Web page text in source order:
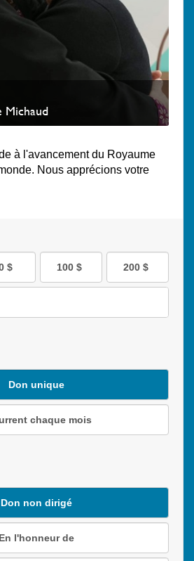
Michaud
à l'avancement du Royaume
Nous apprécions votre
$ 100 $ 200 $
Don unique
chaque mois
Don non dirigé
En l'honneur de